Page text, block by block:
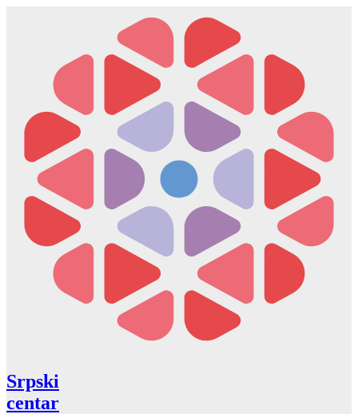
Srpski
centar